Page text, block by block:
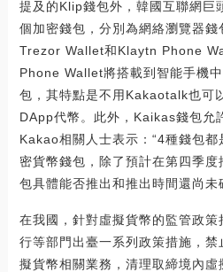
提及的Klip錢包外，韓國互聯網巨
個加密錢包，分別為網絡瀏覽器
Trezor Wallet和Klaytn Phone
Phone Wallet將搭載到智能手機
包，其特點是不用Kakaotalk也可
DApp代幣。此外，Kaikas錢包允
Kakao相關人士表示：“4種錢包
密貨幣錢包，除了預計在第四季
包具體能否推出和推出時間還尚
在我國，針對虛擬貨幣的監管政
行等部門出臺一系列政策措施，
擬貨幣相關業務，清理取締境內